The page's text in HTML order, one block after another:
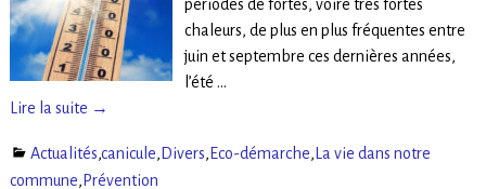
périodes de fortes, voire très fortes
chaleurs, de plus en plus fréquentes entre
juin et septembre ces dernières années,
l’été …
Lire la suite →
Actualités,canicule, Divers, Eco-démarche, La vie dans notre
commune, Prévention